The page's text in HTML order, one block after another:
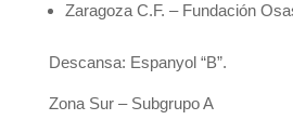
Zaragoza C.F. – Fundación
Descansa: Espanyol “B”.
Zona Sur – Subgrupo A